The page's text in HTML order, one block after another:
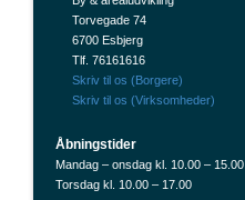
Torvegade 74
6700 Esbjerg
Tlf. 76161616
Skriv til os (Borgere)
Skriv til os (Virksomheder)
Åbningstider
Mandag – onsdag kl. 10.00 – 15.00
Torsdag kl. 10.00 – 17.00